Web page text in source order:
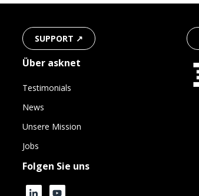
SUPPORT ↗
Über asknet
Testimonials
News
Unsere Mission
Jobs
Folgen Sie uns